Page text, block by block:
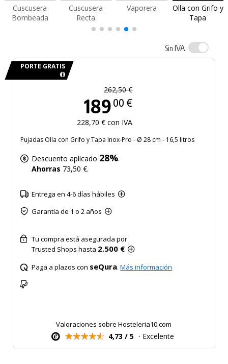
Cuscusera
Bombeada
Cuscusera
Recta
Vaporera
Olla con Grifo y
Tapa
Sin IVA
PORTE GRATIS
262,50 €
189 00 €
228,70 € con IVA
Pujadas Olla con Grifo y Tapa Inox-Pro - Ø 28 cm - 16,5 litros
Descuento aplicado 28%.
Ahorras 73,50 €.
Entrega en 4-6 días hábiles
Garantía de 1 o 2 años
Tu compra está asegurada por
Trusted Shops hasta 2.500 €
Paga a plazos con seQura.Más información
Valoraciones sobre Hosteleria10.com
4,73 / 5 · Excelente